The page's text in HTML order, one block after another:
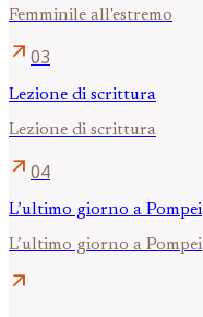
Femminile all'estremo
arrow_outward 03
Lezione di scrittura
Lezione di scrittura
arrow_outward 04
L’ultimo giorno a Pompei
L’ultimo giorno a Pompei
arrow_outward